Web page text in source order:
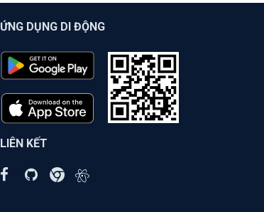
ỨNG DỤNG DI ĐỘNG
LIÊN KẾT